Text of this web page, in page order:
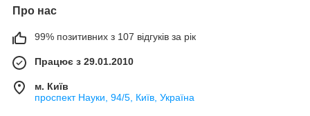
Про нас
99% позитивних з 107 відгуків за рік
Працює з 29.01.2010
м. Київ
проспект Науки, 94/5, Київ, Україна